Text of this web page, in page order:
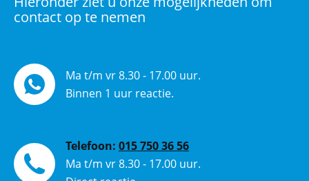
contact op te nemen
Ma t/m vr 8.30 - 17.00 uur.
Binnen 1 uur reactie.
Telefoon: 015 750 36 56
Ma t/m vr 8.30 - 17.00 uur.